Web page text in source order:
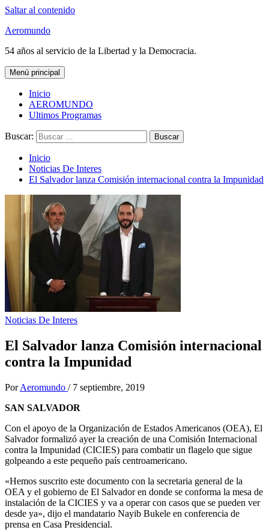
Saltar al contenido
Aeromundo
54 años al servicio de la Libertad y la Democracia.
Menú principal
Inicio
AEROMUNDO
Ultimos Programas
Buscar:
Inicio
Noticias De Interes
El Salvador lanza Comisión internacional contra la Impunidad
Noticias De Interes
El Salvador lanza Comisión internacional
contra la Impunidad
Por Aeromundo / 7 septiembre, 2019
SAN SALVADOR
Con el apoyo de la Organización de Estados Americanos (OEA), El
Salvador formalizó ayer la creación de una Comisión Internacional
contra la Impunidad (CICIES) para combatir un flagelo que sigue
golpeando a este pequeño país centroamericano.
«Hemos suscrito este documento con la secretaria general de la
OEA y el gobierno de El Salvador en donde se conforma la mesa de
instalación de la CICIES y va a operar con casos que se pueden ver
desde ya», dijo el mandatario Nayib Bukele en conferencia de
prensa en Casa Presidencial.